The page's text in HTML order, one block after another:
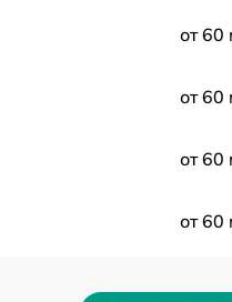
от 60
от 60
от 60
от 60